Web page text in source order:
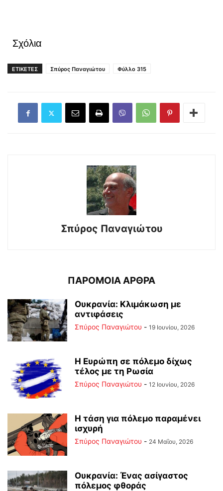
Σχόλια
ΕΤΙΚΕΤΕΣ Σπύρος Παναγιώτου Φύλλο 315
Σπύρος Παναγιώτου
ΠΑΡΟΜΟΙΑ ΑΡΘΡΑ
Ουκρανία: Κλιμάκωση με
αντιφάσεις
Σπύρος Παναγιώτου - 19 Ιουνίου, 2026
Η Ευρώπη σε πόλεμο δίχως
τέλος με τη Ρωσία
Σπύρος Παναγιώτου - 12 Ιουνίου, 2026
Η τάση για πόλεμο παραμένει
ισχυρή
Σπύρος Παναγιώτου - 24 Μαΐου, 2026
Ουκρανία: Ένας ασίγαστος
πόλεμος φθοράς